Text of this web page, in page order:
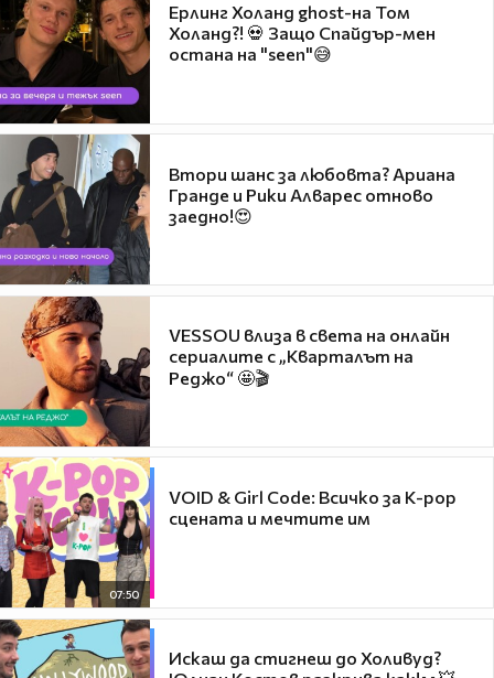
Ерлинг Холанд ghost-на Том
Холанд?! 💀 Защо Спайдър-мен
остана на "seen"😅
Втори шанс за любовта? Ариана
Гранде и Рики Алварес отново
заедно!😍
VESSOU влиза в света на онлайн
сериалите с „Кварталът на
Реджо“ 🤩🎬
07:50
VOID & Girl Code: Всичко за K-pop
сцената и мечтите им
Искаш да стигнеш до Холивуд?